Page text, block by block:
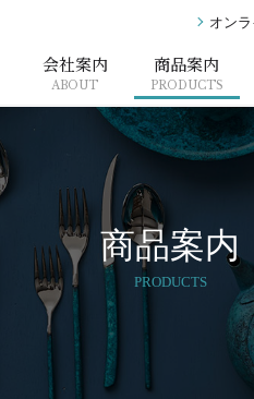
オン
会社案内
ABOUT
商品案内
PRODUCTS
商品案内
PRODUCTS